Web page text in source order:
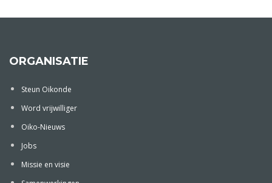
ORGANISATIE
Steun Oikonde
Word vrijwilliger
Oiko-Nieuws
Jobs
Missie en visie